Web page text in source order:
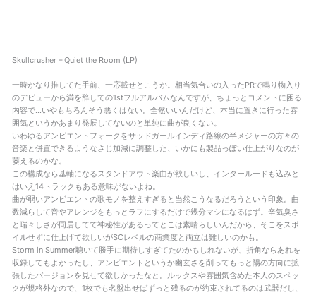
Skullcrusher – Quiet the Room (LP)
一時かなり推してた手前、一応載せとこうか。相当気合いの入ったPRで鳴り物入り
のデビューから満を辞しての1stフルアルバムなんですが、ちょっとコメントに困る
内容で…いやもちろんそう悪くはない。全然いいんだけど、本当に置きに行った雰
囲気というかあまり発展してないのと単純に曲が良くない。
いわゆるアンビエントフォークをサッドガールインディ路線の半メジャーの方々の
音楽と併置できるようなさじ加減に調整した、いかにも製品っぽい仕上がりなのが
萎えるのかな。
この構成なら基軸になるスタンドアウト楽曲が欲しいし、インタールードも込みと
はいえ14トラックもある意味がないよね。
曲が弱いアンビエントの歌モノを整えすぎると当然こうなるだろうという印象。曲
数減らして音やアレンジをもっとラフにするだけで幾分マシになるはず。辛気臭さ
と瑞々しさが同居してて神秘性があるってとこは素晴らしいんだから、そこをスポ
イルせずに仕上げて欲しいがSCレベルの商業度と両立は難しいのかも。
Storm in Summer聴いて勝手に期待しすぎてたのかもしれないが、折角ならあれを
収録してもよかったし、アンビエントというか幽玄さを削ってもっと陽の方向に拡
張したバージョンを見せて欲しかったなと。ルックスや雰囲気含めた本人のスペッ
クが規格外なので、1枚でも名盤出せばずっと残るのが約束されてるのは武器だし、